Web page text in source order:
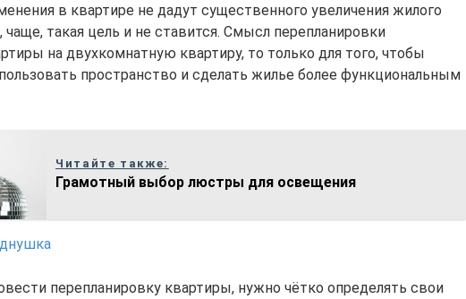
в квартире не дадут существенного увеличения жилого
чаще, такая цель и не ставится. Смысл перепланировки
на двухкомнатную квартиру, то только для того, чтобы
пространство и сделать жилье более функциональным
Читайте также:
Грамотный выбор люстры для освещения
перепланировку квартиры, нужно чётко определять свои